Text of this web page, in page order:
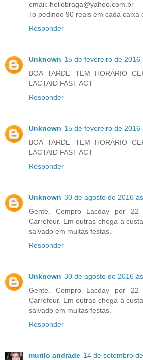
email: heliobraga@yahoo.com.br
To pedindo 90 reais em cada caixa
Responder
Unknown 15 de fevereiro de 2016
BOA TARDE TEM HORÁRIO
LACTAID FAST ACT
Responder
Unknown 15 de fevereiro de 2016
BOA TARDE TEM HORÁRIO
LACTAID FAST ACT
Responder
Unknown 30 de agosto de 2016
Gente. Compro Lacday por
Carrefour. Em outras chega a
salvado em muitas festas.
Responder
Unknown 30 de agosto de 2016
Gente. Compro Lacday por
Carrefour. Em outras chega a
salvado em muitas festas.
Responder
murilo andrade 14 de setembro